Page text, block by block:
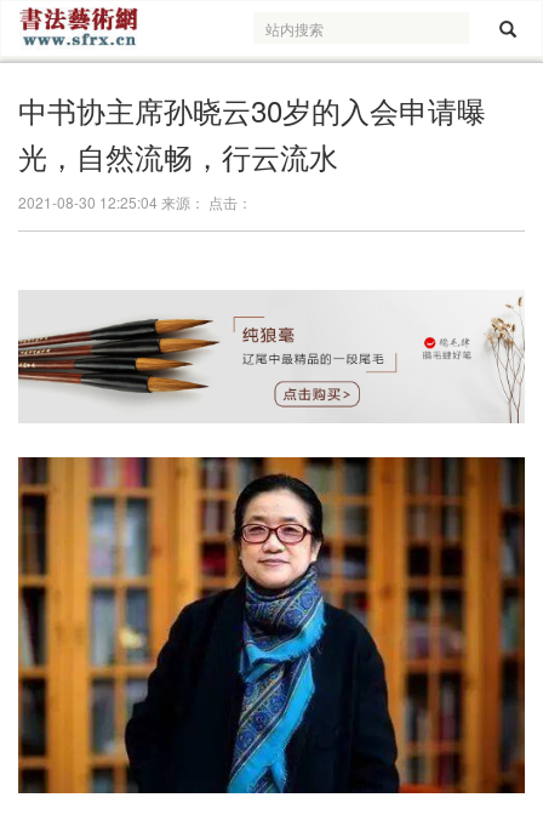
中书协主席孙晓云30岁的入会申请曝
光，自然流畅，行云流水
2021-08-30 12:25:04 来源： 点击：